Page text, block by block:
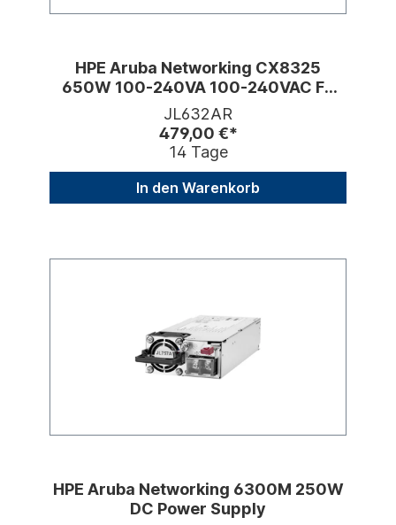
HPE Aruba Networking CX8325
650W 100-240VA 100-240VAC FB
Reman PSU
JL632AR
479,00 €*
14 Tage
In den Warenkorb
HPE Aruba Networking 6300M 250W
DC Power Supply